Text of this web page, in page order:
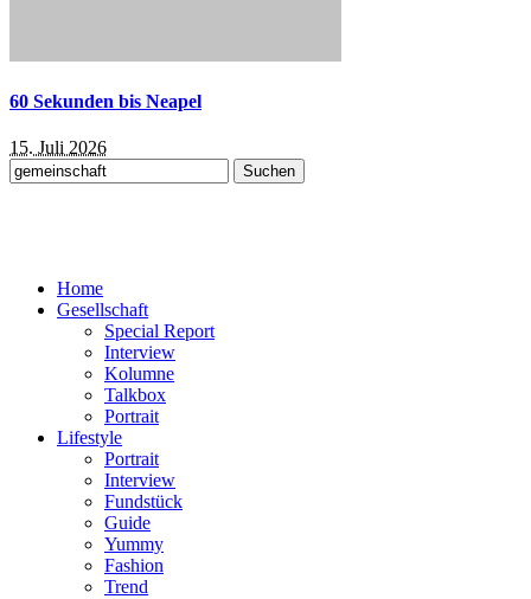
60 Sekunden bis Neapel
15. Juli 2026
Suchen
nach:
Home
Gesellschaft
Special Report
Interview
Kolumne
Talkbox
Portrait
Lifestyle
Portrait
Interview
Fundstück
Guide
Yummy
Fashion
Trend